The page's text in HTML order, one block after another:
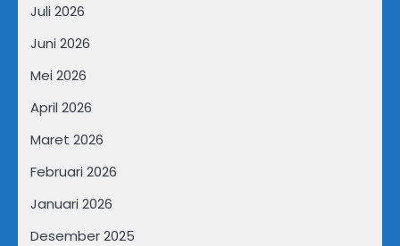
Juli 2026
Juni 2026
Mei 2026
April 2026
Maret 2026
Februari 2026
Januari 2026
Desember 2025